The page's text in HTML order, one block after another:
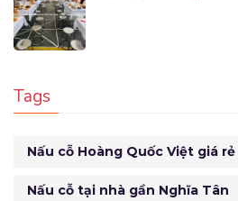
Tags
Nấu cỗ Hoàng Quốc Việt giá rẻ
Nấu cỗ tại nhà gần Nghĩa Tân